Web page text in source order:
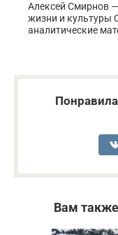
Алексей Смирнов
жизни и культуры
аналитические
Вам